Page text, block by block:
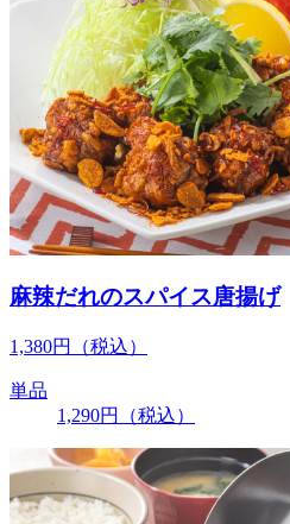
麻辣だれのスパイス唐揚げ
1,380円 （税込）
単品
1,290円 （税込）